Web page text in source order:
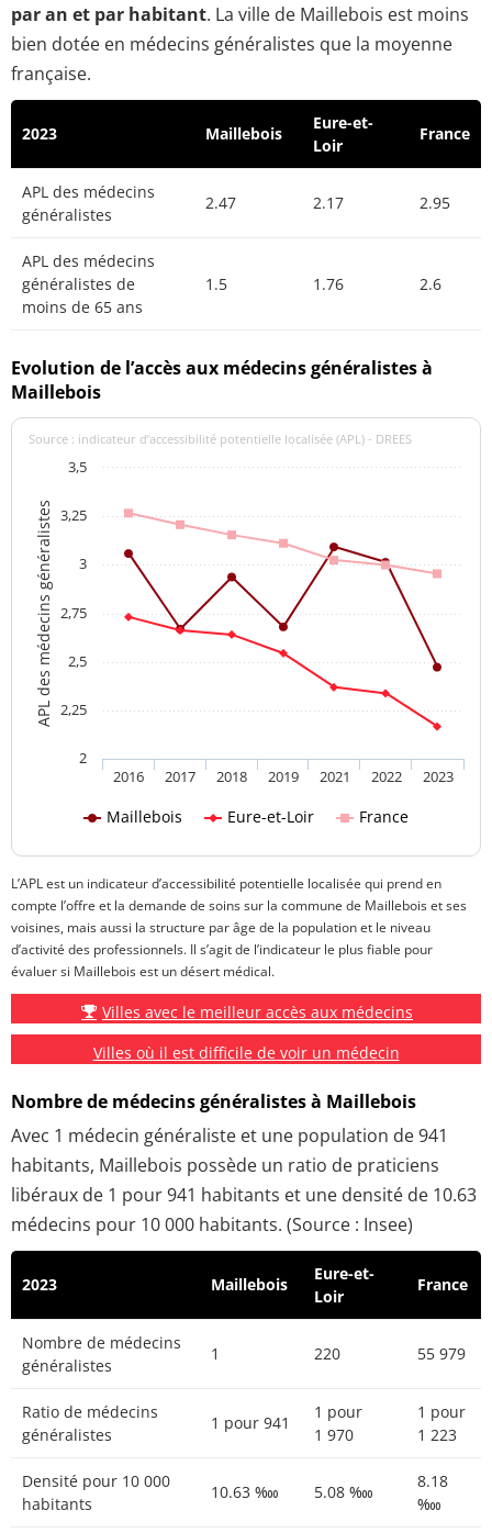
par an et par habitant. La ville de Maillebois est moins
bien dotée en médecins généralistes que la moyenne
française.
2023 Maillebois
Eure-et-
Loir
France
APL des médecins
généralistes
2.47 2.17 2.95
APL des médecins
généralistes de
moins de 65 ans
1.5 1.76 2.6
Evolution de l’accès aux médecins généralistes à
Maillebois
APL des médecins généralistes
Source : indicateur d’accessibilité potentielle localisée (APL) - DREES
Maillebois Eure-et-Loir France
2016 2017 2018 2019 2021 2022 2023
2
2,25
2,5
2,75
3
3,25
3,5
L’APL est un indicateur d’accessibilité potentielle localisée qui prend en
compte l’offre et la demande de soins sur la commune de Maillebois et ses
voisines, mais aussi la structure par âge de la population et le niveau
d’activité des professionnels. Il s’agit de l’indicateur le plus fiable pour
évaluer si Maillebois est un désert médical.
Villes avec le meilleur accès aux médecins
Villes où il est difficile de voir un médecin
Nombre de médecins généralistes à Maillebois
Avec 1 médecin généraliste et une population de 941
habitants, Maillebois possède un ratio de praticiens
libéraux de 1 pour 941 habitants et une densité de 10.63
médecins pour 10 000 habitants. (Source : Insee)
2023 Maillebois
Eure-et-
Loir
France
Nombre de médecins
généralistes
1 220 55 979
Ratio de médecins
généralistes
1 pour 941
1 pour
1 970
1 pour
1 223
Densité pour 10 000
habitants
10.63 ‱ 5.08 ‱
8.18
‱